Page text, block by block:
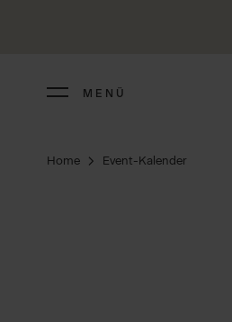
MENÜ
Home Event-Kalender